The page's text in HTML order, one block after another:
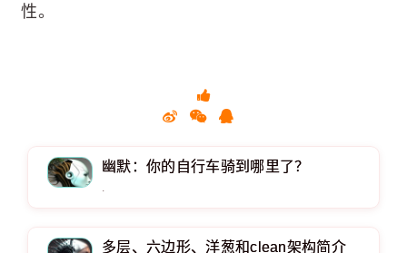
性。
幽默：你的自行车骑到哪里了？
.
多层、六边形、洋葱和clean架构简介